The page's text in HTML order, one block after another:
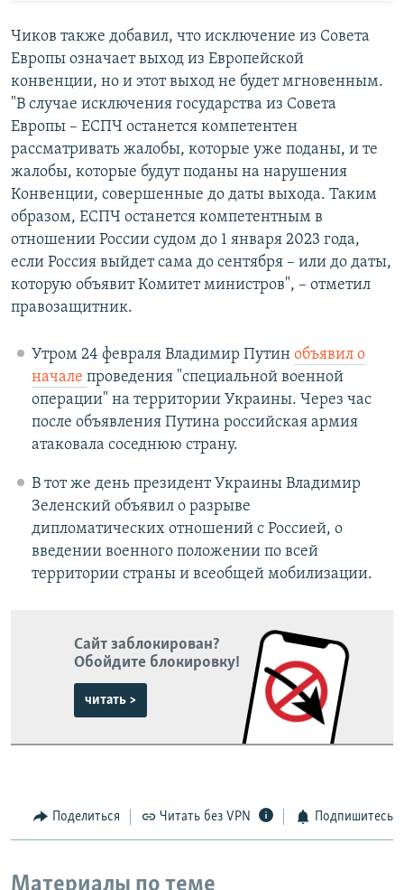
Чиков также добавил, что исключение из Совета
Европы означает выход из Европейской
конвенции, но и этот выход не будет мгновенным.
"В случае исключения государства из Совета
Европы – ЕСПЧ останется компетентен
рассматривать жалобы, которые уже поданы, и те
жалобы, которые будут поданы на нарушения
Конвенции, совершенные до даты выхода. Таким
образом, ЕСПЧ останется компетентным в
отношении России судом до 1 января 2023 года,
если Россия выйдет сама до сентября – или до даты,
которую объявит Комитет министров", – отметил
правозащитник.
Утром 24 февраля Владимир Путин объявил о
начале проведения "специальной военной
операции" на территории Украины. Через час
после объявления Путина российская армия
атаковала соседнюю страну.
В тот же день президент Украины Владимир
Зеленский объявил о разрыве
дипломатических отношений с Россией, о
введении военного положении по всей
территории страны и всеобщей мобилизации.
Сайт заблокирован?
Обойдите блокировку!
читать >
Поделиться Читать без VPN Подпишитесь
Материалы по теме